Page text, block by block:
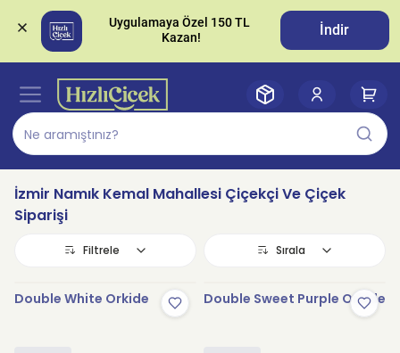
Uygulamaya Özel 150 TL
İndir
İzmir Namık Kemal Mahallesi Çiçekçi Ve Çiçek
Siparişi
Filtrele Sırala
Double White Orkide Double Sweet Purple Orkide